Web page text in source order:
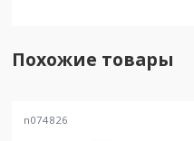
Похожие товары
n074826